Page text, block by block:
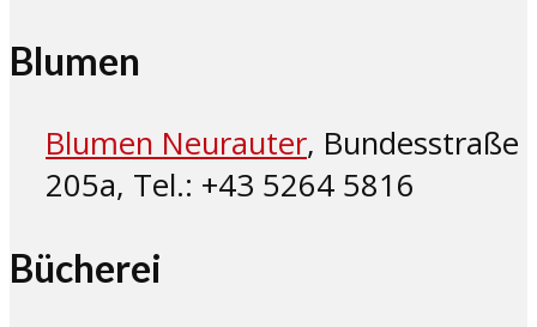
Blumen
Blumen Neurauter, Bundesstraße
205a, Tel.: +43 5264 5816
Bücherei